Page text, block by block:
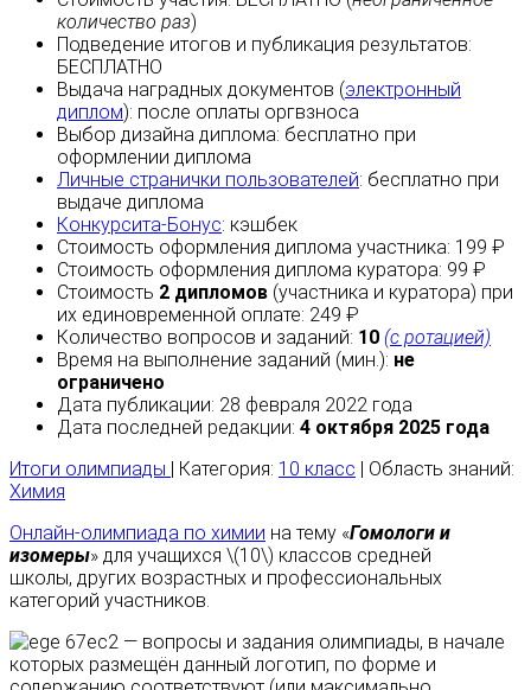
количество раз)
Подведение итогов и публикация результатов:
БЕСПЛАТНО
Выдача наградных документов (электронный
диплом): после оплаты оргвзноса
Выбор дизайна диплома: бесплатно при
оформлении диплома
Личные странички пользователей: бесплатно при
выдаче диплома
Конкурсита-Бонус: кэшбек
Стоимость оформления диплома участника: 199 ₽
Стоимость оформления диплома куратора: 99 ₽
Стоимость 2 дипломов (участника и куратора) при
их единовременной оплате: 249 ₽
Количество вопросов и заданий: 10 (с ротацией)
Время на выполнение заданий (мин.): не
ограничено
Дата публикации: 28 февраля 2022 года
Дата последней редакции: 4 октября 2025 года
Итоги олимпиады
| Категория: 10 класс | Область знаний:
Химия
Онлайн-олимпиада по химии на тему «Гомологи и
изомеры» для учащихся \(10\) классов средней
школы, других возрастных и профессиональных
категорий участников.
— вопросы и задания олимпиады, в начале
которых размещён данный логотип, по форме и